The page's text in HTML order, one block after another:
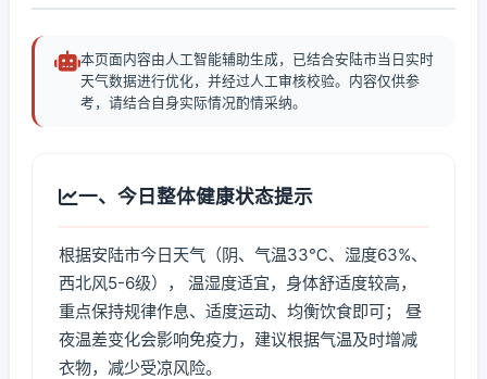
本页面内容由人工智能辅助生成，已结合安陆市当日实时
天气数据进行优化，并经过人工审核校验。内容仅供参
考，请结合自身实际情况酌情采纳。
一、今日整体健康状态提示
根据安陆市今日天气（阴、气温33℃、湿度63%、
西北风5-6级）， 温湿度适宜，身体舒适度较高，
重点保持规律作息、适度运动、均衡饮食即可； 昼
夜温差变化会影响免疫力，建议根据气温及时增减
衣物，减少受凉风险。